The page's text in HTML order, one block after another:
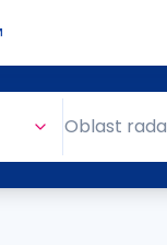
Oblast rada